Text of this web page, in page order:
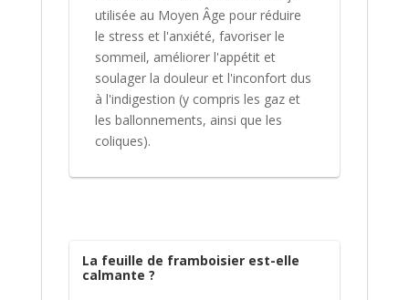
utilisée au Moyen Âge pour réduire
le stress et l'anxiété, favoriser le
sommeil, améliorer l'appétit et
soulager la douleur et l'inconfort dus
à l'indigestion (y compris les gaz et
les ballonnements, ainsi que les
coliques).
La feuille de framboisier est-elle
calmante ?